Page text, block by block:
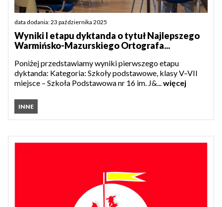
data dodania: 23 października 2025
Wyniki I etapu dyktanda o tytuł Najlepszego
Warmińsko-Mazurskiego Ortografa...
Poniżej przedstawiamy wyniki pierwszego etapu
dyktanda: Kategoria: Szkoły podstawowe, klasy V–VII
miejsce – Szkoła Podstawowa nr 16 im. J&...więcej
INNE